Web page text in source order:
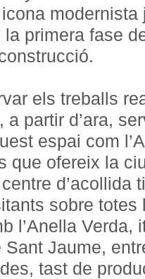
la primera fase
els treballs
a partir d’ara,
espai com
que ofereix la
d’acollida
sobre totes
l’Anella Verda,
Jaume,
tast de